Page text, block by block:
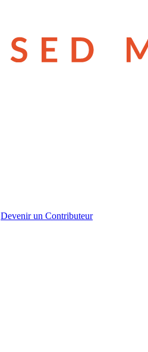
Devenir un Contributeur